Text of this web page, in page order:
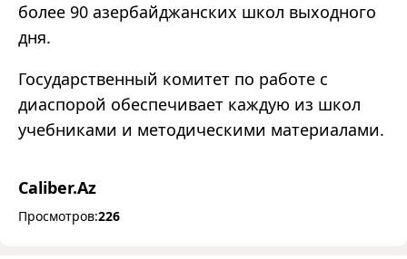
более 90 азербайджанских школ выходного
дня.
Государственный комитет по работе с
диаспорой обеспечивает каждую из школ
учебниками и методическими материалами.
Caliber.Az
Просмотров:226